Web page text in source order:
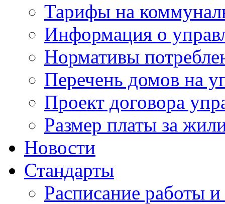
Тарифы на
Информация о
Нормативы
Перечень домов на
Проект договора
Размер платы за
Новости
Стандарты
Расписание работы